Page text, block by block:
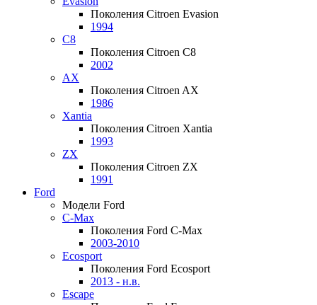
Поколения Citroen Evasion
1994
C8
Поколения Citroen C8
2002
AX
Поколения Citroen AX
1986
Xantia
Поколения Citroen Xantia
1993
ZX
Поколения Citroen ZX
1991
Ford
Модели Ford
C-Max
Поколения Ford C-Max
2003-2010
Ecosport
Поколения Ford Ecosport
2013 - н.в.
Escape